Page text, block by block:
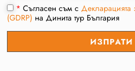
*Съгласен съм сДекларацията
(GDRP) на Динита тур България